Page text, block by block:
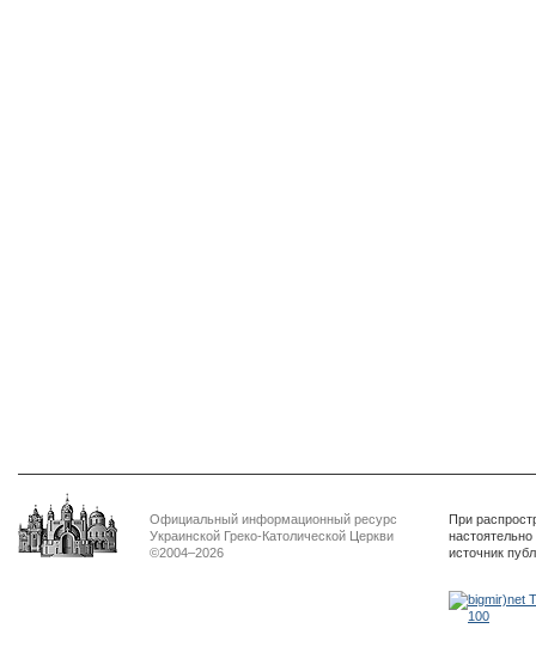
Официальный информационный ресурс
Украинской Греко-Католической Церкви
©2004–2026
При
источник